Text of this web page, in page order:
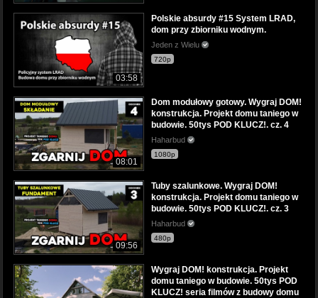
03:58
Polskie absurdy #15 System LRAD,
dom przy zbiorniku wodnym.
Jeden z Wielu
720p
08:01
Dom modułowy gotowy. Wygraj DOM!
konstrukcja. Projekt domu taniego w
budowie. 50tys POD KLUCZ!. cz. 4
Haharbud
1080p
09:56
Tuby szalunkowe. Wygraj DOM!
konstrukcja. Projekt domu taniego w
budowie. 50tys POD KLUCZ!. cz. 3
Haharbud
480p
Wygraj DOM! konstrukcja. Projekt
domu taniego w budowie. 50tys POD
KLUCZ! seria filmów z budowy domu